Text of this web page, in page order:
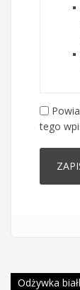
tego
Odżywka